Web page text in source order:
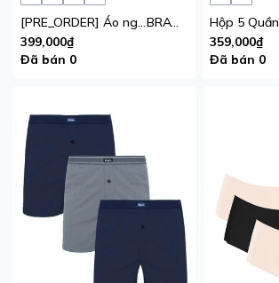
BRAW127
399,000₫
Đã bán 0
359,000₫
Đã bán 0